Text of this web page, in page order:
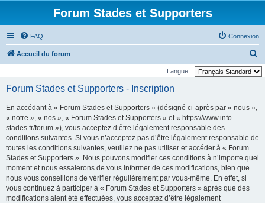
Forum Stades et Supporters
FAQ Connexion
Accueil du forum
e
Langue :
Forum Stades et Supporters - Inscription
En accédant à « Forum Stades et Supporters » (désigné ci-après par « nous »,
« notre », « nos », « Forum Stades et Supporters » et « https://www.info-
stades.fr/forum »), vous acceptez d’être légalement responsable des
conditions suivantes. Si vous n’acceptez pas d’être légalement responsable de
toutes les conditions suivantes, veuillez ne pas utiliser et accéder à « Forum
Stades et Supporters ». Nous pouvons modifier ces conditions à n’importe quel
moment et nous essaierons de vous informer de ces modifications, bien que
nous vous conseillons de vérifier régulièrement par vous-même. En effet, si
vous continuez à participer à « Forum Stades et Supporters » après que des
modifications aient été effectuées, vous acceptez d’être légalement